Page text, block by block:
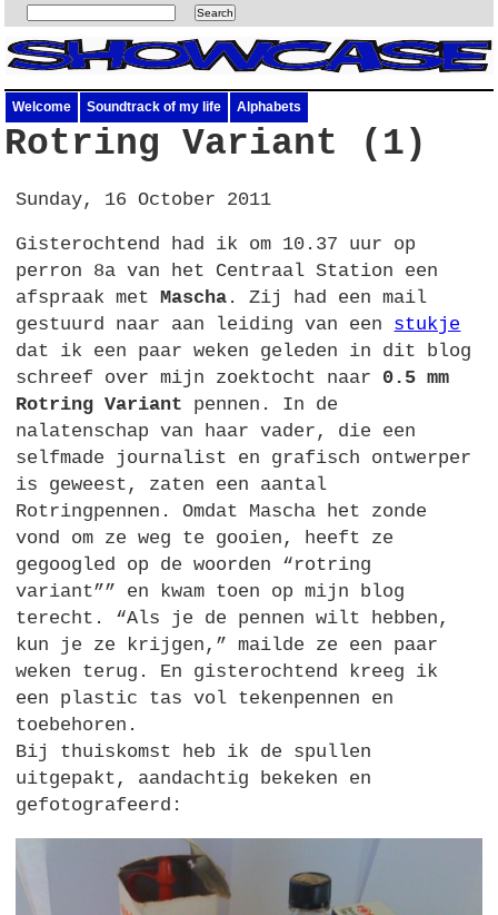
Welcome Soundtrack of my life Alphabets
Rotring Variant (1)
Sunday, 16 October 2011
Gisterochtend had ik om 10.37 uur op
perron 8a van het Centraal Station een
afspraak metMascha . Zij had een mail
gestuurd naar aan leiding van een stukje
dat ik een paar weken geleden in dit blog
schreef over mijn zoektocht naar 0.5 mm
Rotring Variant pennen. In de
nalatenschap van haar vader, die een
selfmade journalist en grafisch ontwerper
is geweest, zaten een aantal
Rotringpennen. Omdat Mascha het zonde
vond om ze weg te gooien, heeft ze
gegoogled op de woorden “rotring
variant”” en kwam toen op mijn blog
terecht. “Als je de pennen wilt hebben,
kun je ze krijgen,” mailde ze een paar
weken terug. En gisterochtend kreeg ik
een plastic tas vol tekenpennen en
toebehoren.
Bij thuiskomst heb ik de spullen
uitgepakt, aandachtig bekeken en
gefotografeerd: